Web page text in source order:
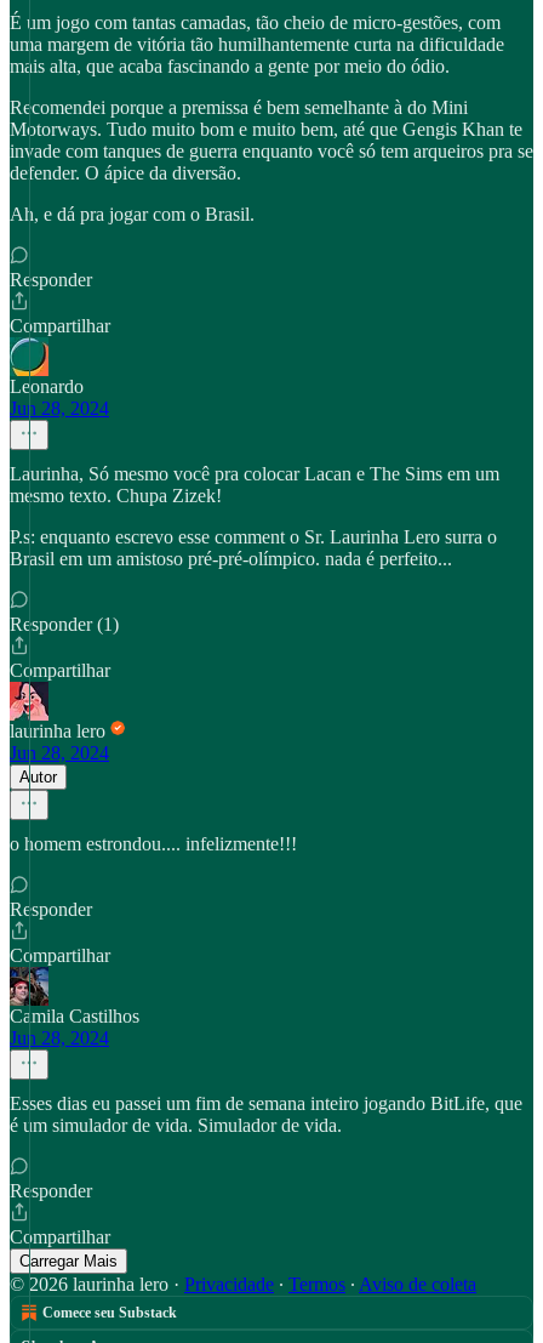
É um jogo com tantas camadas, tão cheio de micro-gestões, com
uma margem de vitória tão humilhantemente curta na dificuldade
mais alta, que acaba fascinando a gente por meio do ódio.
Recomendei porque a premissa é bem semelhante à do Mini
Motorways. Tudo muito bom e muito bem, até que Gengis Khan te
invade com tanques de guerra enquanto você só tem arqueiros pra se
defender. O ápice da diversão.
Ah, e dá pra jogar com o Brasil.
Responder
Compartilhar
Leonardo
Jun 28, 2024
Laurinha, Só mesmo você pra colocar Lacan e The Sims em um
mesmo texto. Chupa Zizek!
P.s: enquanto escrevo esse comment o Sr. Laurinha Lero surra o
Brasil em um amistoso pré-pré-olímpico. nada é perfeito...
Responder (1)
Compartilhar
laurinha lero
Jun 28, 2024
Autor
o homem estrondou.... infelizmente!!!
Responder
Compartilhar
Camila Castilhos
Jun 28, 2024
Esses dias eu passei um fim de semana inteiro jogando BitLife, que
é um simulador de vida. Simulador de vida.
Responder
Compartilhar
Carregar Mais
© 2026 laurinha lero · Privacidade ∙ Termos ∙ Aviso de coleta
Comece seu Substack